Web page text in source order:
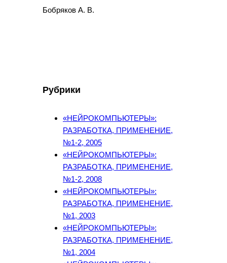
Бобряков А. В.
Рубрики
«НЕЙРОКОМПЬЮТЕРЫ»:
РАЗРАБОТКА, ПРИМЕНЕНИЕ,
№1-2, 2005
«НЕЙРОКОМПЬЮТЕРЫ»:
РАЗРАБОТКА, ПРИМЕНЕНИЕ,
№1-2, 2008
«НЕЙРОКОМПЬЮТЕРЫ»:
РАЗРАБОТКА, ПРИМЕНЕНИЕ,
№1, 2003
«НЕЙРОКОМПЬЮТЕРЫ»:
РАЗРАБОТКА, ПРИМЕНЕНИЕ,
№1, 2004